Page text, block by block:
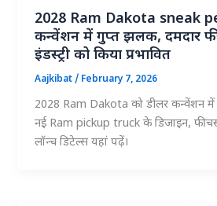
2028 Ram Dakota sneak
कन्वेंशन में गुप्त झलक, दमदार
इंडस्ट्री को किया प्रभावित
Aajkibat/ February 7, 2026
2028 Ram Dakota को डीलर कन्वेंशन में
नई Ram pickup truck के डिजाइन,
लॉन्च डिटेल्स यहां पढ़ें।